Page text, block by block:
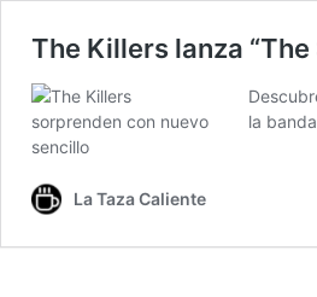
The Killers lanza “The
la
La Taza Caliente